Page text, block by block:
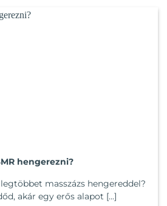
hengerezni?
masszázs hengereddel?
akár egy erős alapot [...]